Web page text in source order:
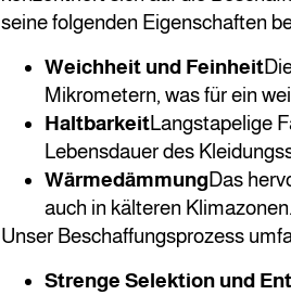
seine folgenden Eigenschaften
Weichheit und Feinheit
Mikrometern, was für ein
HaltbarkeitLangstapelige
Lebensdauer des
WärmedämmungDas
auch in kälteren Klimazonen.
Unser Beschaffungsprozess
Strenge Selektion und